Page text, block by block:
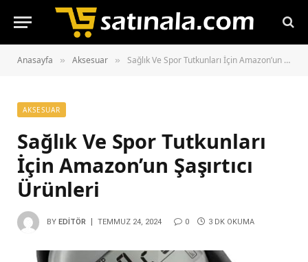
Anasayfa » Aksesuar » Sağlık Ve Spor Tutkunları İçin Amazon’un Şaşırtıcı Ürünleri
AKSESUAR
Sağlık Ve Spor Tutkunları
İçin Amazon’un Şaşırtıcı
Ürünleri
BY EDITÖR TEMMUZ 24, 2024 0 3 DK OKUMA